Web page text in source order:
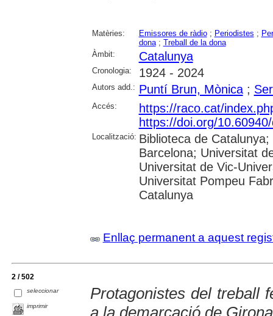
Matèries: Emissores de ràdio; Periodistes ;
dona; Treball de la dona
Àmbit:
Catalunya
Cronologia: 1924 - 2024
Autors add.: Puntí Brun, Mònica;
Accés:
https://raco.cat/
https://doi.org/
Localització: Biblioteca de
Barcelona; Universitat
Universitat de Vic-
Universitat Pompeu
Catalunya
Enllaç permanent a aquest
2 / 502
seleccionar
imprimir
Protagonistes del treball